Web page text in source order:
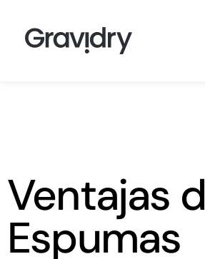
Ventajas
Espumas